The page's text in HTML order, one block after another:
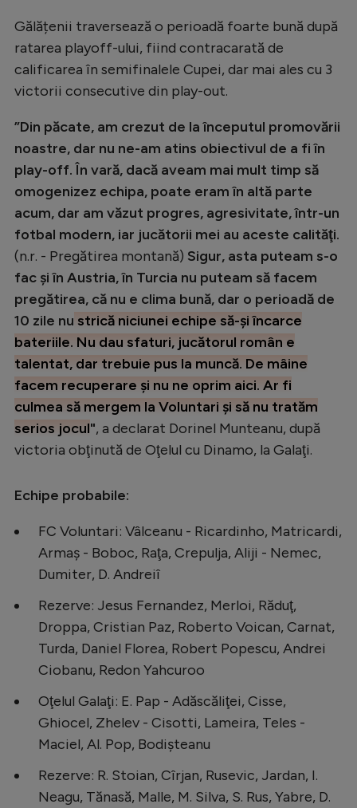
Gălățenii traversează o perioadă foarte bună după
ratarea playoff-ului, fiind contracarată de
calificarea în semifinalele Cupei, dar mai ales cu 3
victorii consecutive din play-out.
”Din păcate, am crezut de la începutul promovării
noastre, dar nu ne-am atins obiectivul de a fi în
play-off. În vară, dacă aveam mai mult timp să
omogenizez echipa, poate eram în altă parte
acum, dar am văzut progres, agresivitate, într-un
fotbal modern, iar jucătorii mei au aceste calităţi.
(n.r. - Pregătirea montană) Sigur, asta puteam s-o
fac şi în Austria, în Turcia nu puteam să facem
pregătirea, că nu e clima bună, dar o perioadă de
10 zile nu strică niciunei echipe să-şi încarce
bateriile. Nu dau sfaturi, jucătorul român e
talentat, dar trebuie pus la muncă. De mâine
facem recuperare şi nu ne oprim aici. Ar fi
culmea să mergem la Voluntari şi să nu tratăm
serios jocul", a declarat Dorinel Munteanu, după
victoria obţinută de Oţelul cu Dinamo, la Galaţi.
Echipe probabile:
FC Voluntari: Vâlceanu - Ricardinho, Matricardi,
Armaş - Boboc, Raţa, Crepulja, Aliji - Nemec,
Dumiter, D. Andreiî
Rezerve: Jesus Fernandez, Merloi, Răduţ,
Droppa, Cristian Paz, Roberto Voican, Carnat,
Turda, Daniel Florea, Robert Popescu, Andrei
Ciobanu, Redon Yahcuroo
Oţelul Galaţi: E. Pap - Adăscăliţei, Cisse,
Ghiocel, Zhelev - Cisotti, Lameira, Teles -
Maciel, Al. Pop, Bodişteanu
Rezerve: R. Stoian, Cîrjan, Rusevic, Jardan, I.
Neagu, Tănasă, Malle, M. Silva, S. Rus, Yabre, D.